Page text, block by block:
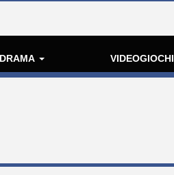
DRAMA VIDEOGIOCHI